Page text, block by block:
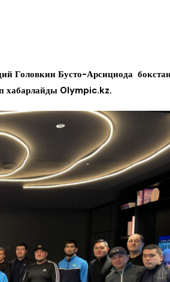
Головкин Бусто-Арсициода
хабарлайды Olympic.kz.